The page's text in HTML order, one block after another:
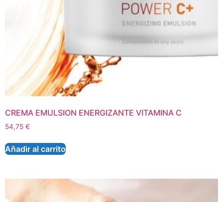
CREMA EMULSION ENERGIZANTE VITAMINA C
54,75 €
Añadir al carrito